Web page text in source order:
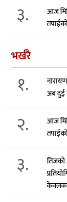
३.
आज
भर्खरै
१.
अब दुई
२.
आज
३.